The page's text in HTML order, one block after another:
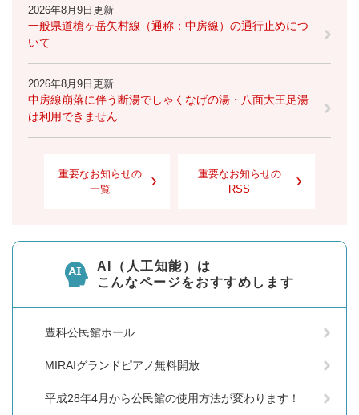
2026年8月9日更新
一般県道槍ヶ岳矢村線（通称：中房線）の通行止めにつ
いて
2026年8月9日更新
中房線崩落に伴う断湯でしゃくなげの湯・八面大王足湯
は利用できません
重要なお知らせの
一覧
重要なお知らせの
RSS
AI（人工知能）は
こんなページをおすすめします
豊科公民館ホール
MIRAIグランドピアノ無料開放
平成28年4月から公民館の使用方法が変わります！